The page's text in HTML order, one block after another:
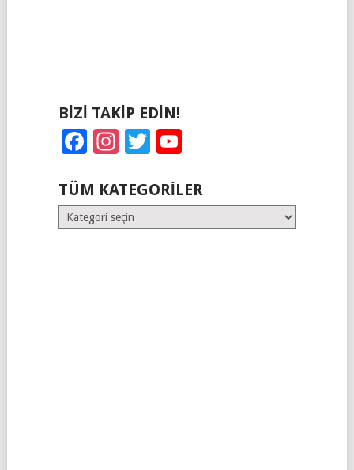
BIZI TAKIP EDIN!
Facebook
Instagram
Twitter
TÜM KATEGORILER
Tüm
Kategoriler